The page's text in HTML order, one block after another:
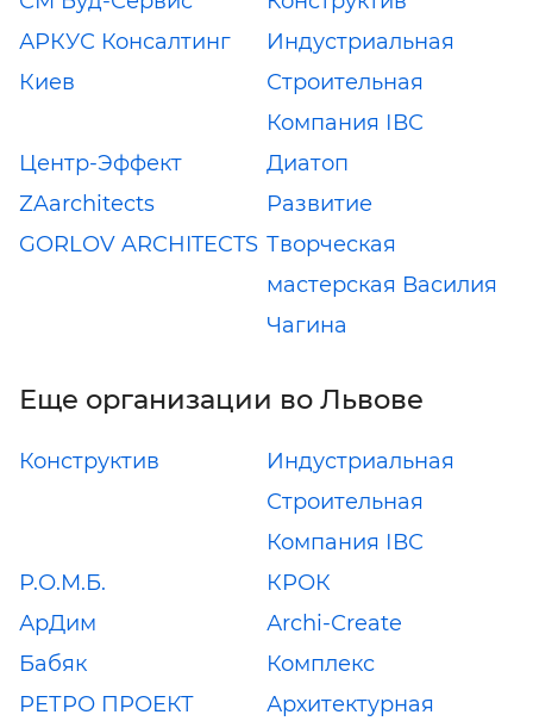
АРКУС Консалтинг
Киев
Индустриальная
Строительная
Компания ІВС
Центр-Эффект
Диатоп
ZAarchitects
Развитие
GORLOV ARCHITECTS Творческая
мастерская Василия
Чагина
Еще организации во Львове
Конструктив
Индустриальная
Строительная
Компания ІВС
Р.О.М.Б.
КРОК
АрДим
Аrchi-Сreate
Бабяк
Комплекс
РЕТРО ПРОЕКТ
Архитектурная